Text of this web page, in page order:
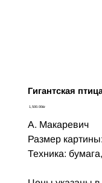
Гигантская
Цена‏1,500.00 ‏₪
А. Макаревич
Размер
Техника: